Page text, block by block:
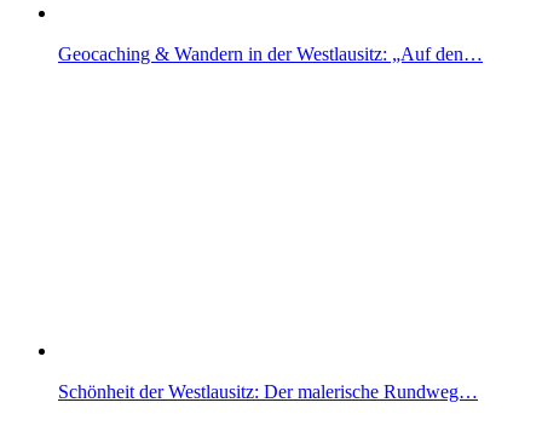
Geocaching & Wandern in der Westlausitz: „Auf den…
Schönheit der Westlausitz: Der malerische Rundweg…